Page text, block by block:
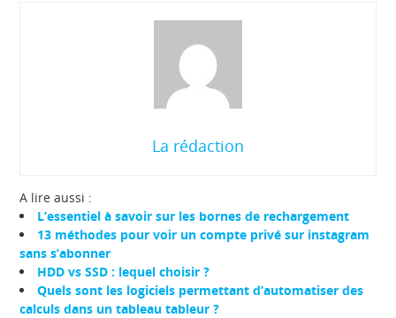
La rédaction
A lire aussi :
L’essentiel à savoir sur les bornes de rechargement
13 méthodes pour voir un compte privé sur instagram
sans s’abonner
HDD vs SSD : lequel choisir ?
Quels sont les logiciels permettant d’automatiser des
calculs dans un tableau tableur ?